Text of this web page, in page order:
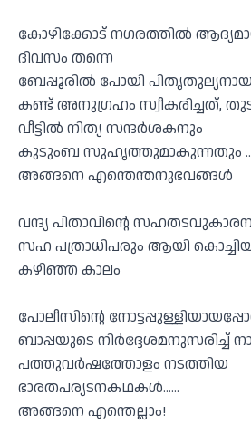
കോഴിക്കോട് നഗരത്തിൽ
ദിവസം തന്നെ
ബേപ്പൂരിൽ പോയി
കണ്ട് അനുഗ്രഹം സ്വീകരിച്ചത്,
വീട്ടിൽ നിത്യ സന്ദർശകനും
കുടുംബ സുഹൃത്തുമാകുന്നതും
അങ്ങനെ എന്തെന്തനുഭവങ്ങൾ
വന്ദ്യ പിതാവിൻ്റെ
സഹ പത്രാധിപരും ആയി
കഴിഞ്ഞ കാലം
പോലീസിൻ്റെ
ബാപ്പയുടെ നിർദ്ദേശമനുസരിച്ച്
പത്തുവർഷത്തോളം നടത്തിയ
ഭാരതപര്യടനകഥകൾ……
അങ്ങനെ എന്തെല്ലാം!